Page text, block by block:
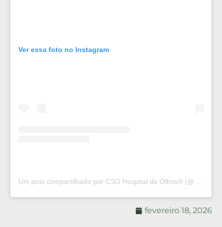
Ver essa foto no Instagram
Um post compartilhado por CSO Hospital de Olhos®️ (@csohospitaldeolhos)
fevereiro 18, 2026